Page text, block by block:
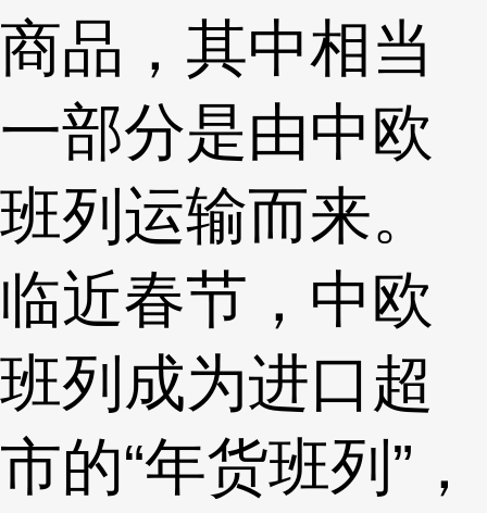
商品，其中相当
一部分是由中欧
班列运输而来。
临近春节，中欧
班列成为进口超
市的“年货班列”，